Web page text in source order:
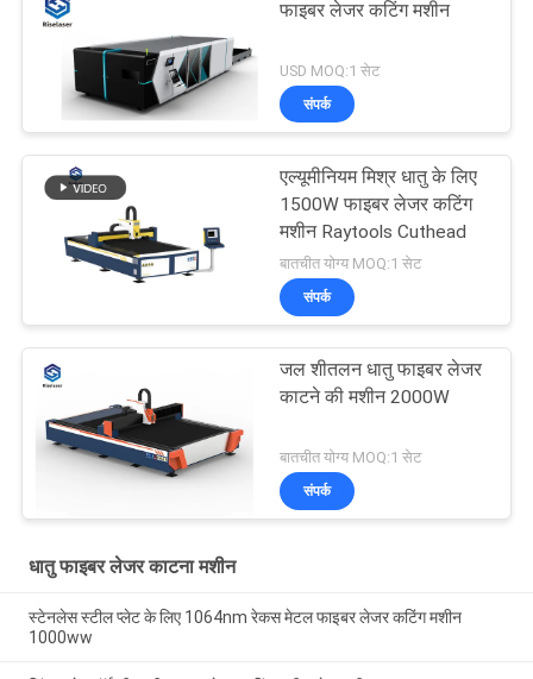
फाइबर लेजर कटिंग मशीन
USD MOQ:1 सेट
संपर्क
एल्यूमीनियम मिश्र धातु के लिए
1500W फाइबर लेजर कटिंग
मशीन Raytools Cuthead
बातचीत योग्य MOQ:1 सेट
संपर्क
जल शीतलन धातु फाइबर लेजर
काटने की मशीन 2000W
बातचीत योग्य MOQ:1 सेट
संपर्क
धातु फाइबर लेजर काटना मशीन
स्टेनलेस स्टील प्लेट के लिए 1064nm रेकस मेटल फाइबर लेजर कटिंग मशीन
1000ww